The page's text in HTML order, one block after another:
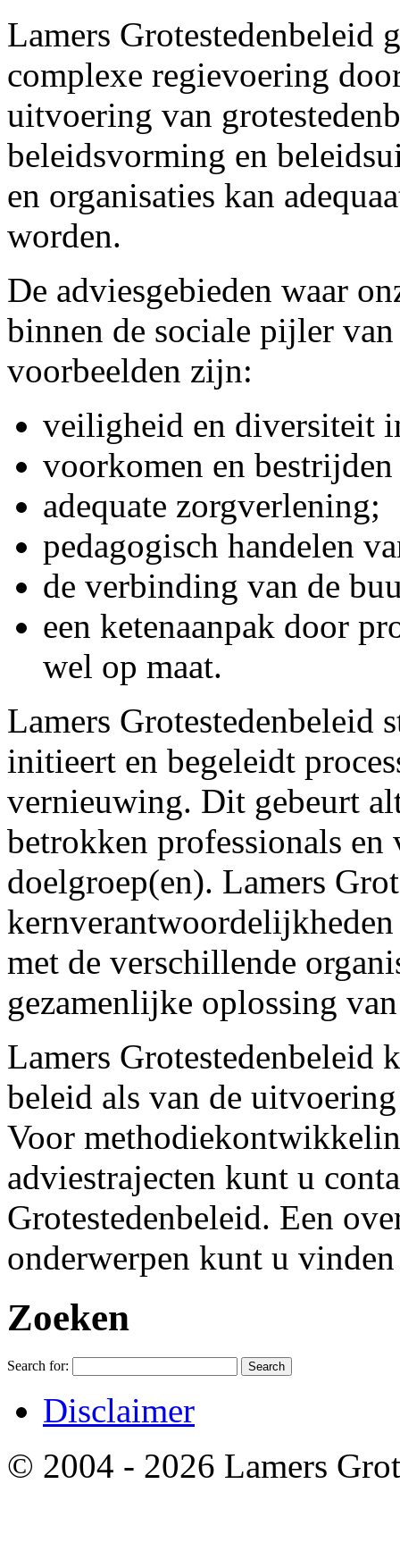
Lamers Grotestedenbeleid
complexe regievoering
uitvoering van
beleidsvorming en
en organisaties kan
worden.
De adviesgebieden waar
binnen de sociale pijler
voorbeelden zijn:
veiligheid en diversiteit
voorkomen en
adequate zorgverlening;
pedagogisch handelen
de verbinding van de
een ketenaanpak door
wel op maat.
Lamers Grotestedenbeleid
initieert en begeleidt
vernieuwing. Dit gebeurt
betrokken professionals
doelgroep(en). Lamers
met de verschillende
gezamenlijke oplossing
Lamers Grotestedenbeleid
beleid als van de
Voor
adviestrajecten kunt u
Grotestedenbeleid. Een
onderwerpen kunt u vinden
Zoeken
Search for:
Disclaimer
© 2004 - 2026 Lamers